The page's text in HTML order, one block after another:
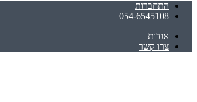
התחברות
054-6545108
אודות
צרו קשר